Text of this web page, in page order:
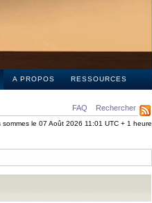
A PROPOS RESSOURCES
FAQ Rechercher
sommes le 07 Août 2026 11:01 UTC + 1 heure